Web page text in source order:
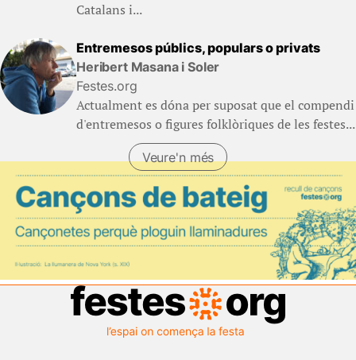
Catalans i...
Entremesos públics, populars o privats
Heribert Masana i Soler
Festes.org
Actualment es dóna per suposat que el compendi
d'entremesos o figures folklòriques de les festes...
Veure'n més